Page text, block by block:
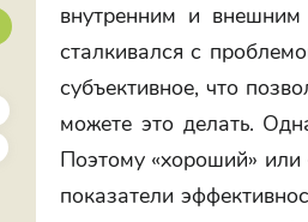
внутренним и
сталкивался с
субъективное, что
можете это делать.
Поэтому «хороший» или
показатели